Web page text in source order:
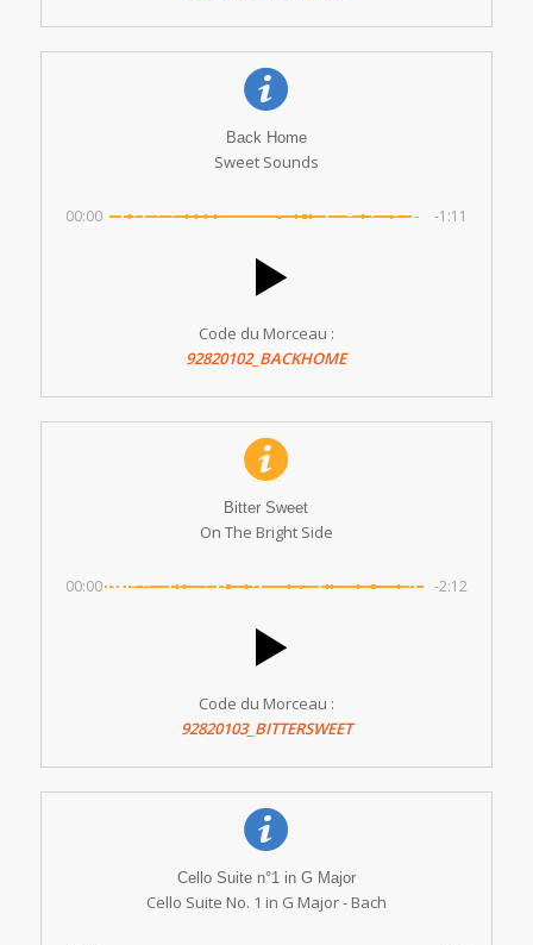
Back Home
Sweet Sounds
00:00 -1:11
Code du Morceau :
92820102_BACKHOME
Bitter Sweet
On The Bright Side
00:00 -2:12
Code du Morceau :
92820103_BITTERSWEET
Cello Suite n°1 in G Major
Cello Suite No. 1 in G Major - Bach